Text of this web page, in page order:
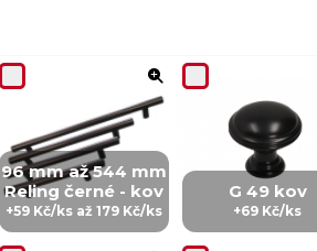
96 mm až 544 mm
Reling černé - kov
+59 Kč/ks až 179 Kč/ks
G 49 kov
+69 Kč/ks